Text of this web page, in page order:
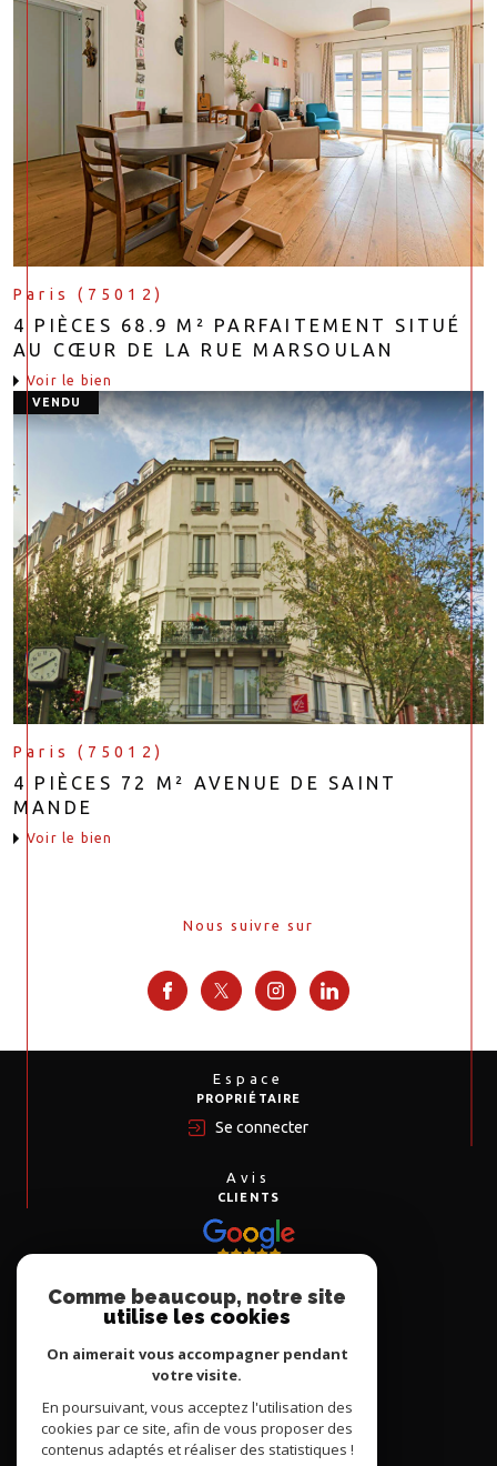
Paris (75012)
4 PIÈCES 68.9 M² PARFAITEMENT SITUÉ
AU CŒUR DE LA RUE MARSOULAN
voir le bien
VENDU
Paris (75012)
4 PIÈCES 72 M² AVENUE DE SAINT
MANDE
voir le bien
Nous suivre sur
Espace
PROPRIÉTAIRE
Se connecter
Avis
CLIENTS
Nous
ADHÉRONS
Comme beaucoup, notre site
utilise les cookies
On aimerait vous accompagner pendant
votre visite.
En poursuivant, vous acceptez l'utilisation des
cookies par ce site, afin de vous proposer des
contenus adaptés et réaliser des statistiques !